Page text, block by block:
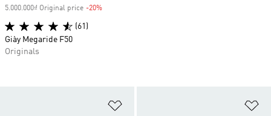
5.000.000₫ Original price -20%
(61)
Giày Megaride F50
Originals